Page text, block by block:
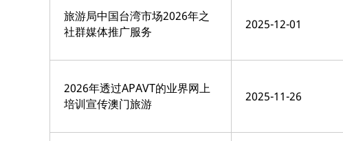
旅游局中国台湾市场2026年之
社群媒体推广服务
2025-12-01
2026年透过APAVT的业界网上
培训宣传澳门旅游
2025-11-26